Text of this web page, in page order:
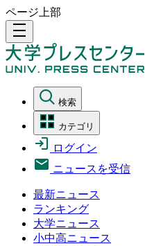
ページ上部
density_medium
検索
カテゴリ
ログイン
ニュースを受信
最新ニュース
ランキング
大学ニュース
小中高ニュース